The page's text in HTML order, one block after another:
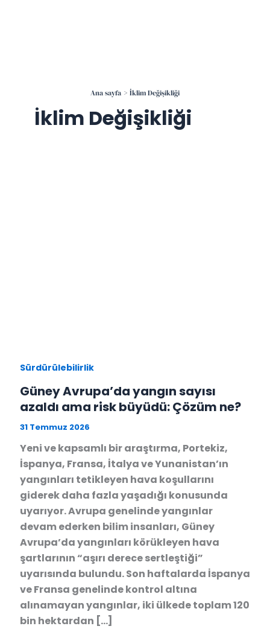
Ana sayfa İklim Değişikliği
İklim Değişikliği
Sürdürülebilirlik
Güney Avrupa’da yangın sayısı
azaldı ama risk büyüdü: Çözüm ne?
31 Temmuz 2026
Yeni ve kapsamlı bir araştırma, Portekiz,
İspanya, Fransa, İtalya ve Yunanistan’ın
yangınları tetikleyen hava koşullarını
giderek daha fazla yaşadığı konusunda
uyarıyor. Avrupa genelinde yangınlar
devam ederken bilim insanları, Güney
Avrupa’da yangınları körükleyen hava
şartlarının “aşırı derece sertleştiği”
uyarısında bulundu. Son haftalarda İspanya
ve Fransa genelinde kontrol altına
alınamayan yangınlar, iki ülkede toplam 120
bin hektardan […]